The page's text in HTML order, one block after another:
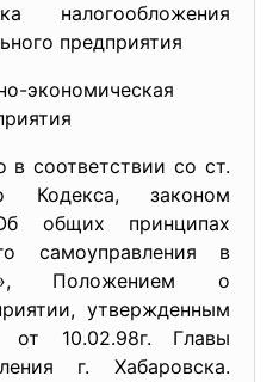
налогообложения
предприятия
экономическая
соответствии со ст.
Кодекса, законом
общих принципах
самоуправления в
Положением о
утвержденным
от 10.02.98г. Главы
г. Хабаровска.